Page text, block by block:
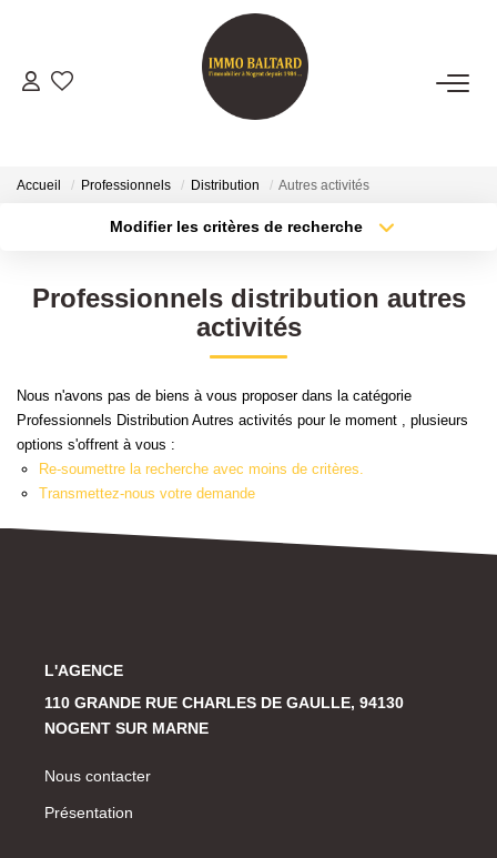
VENTES
LOCATIONS
ESTIMATION
Présentation
Notre Équipe
Historique
Accueil Professionnels Distribution Autres activités
Modifier les critères de recherche
Type de bien
Surface min
Créer une alerte
Professionnels distribution autres
activités
Nous n'avons pas de biens à vous proposer dans la catégorie
Professionnels Distribution Autres activités pour le moment , plusieurs
options s'offrent à vous :
Re-soumettre la recherche avec moins de critères.
Transmettez-nous votre demande
L'AGENCE
110 GRANDE RUE CHARLES DE GAULLE, 94130
NOGENT SUR MARNE
Nous contacter
Présentation